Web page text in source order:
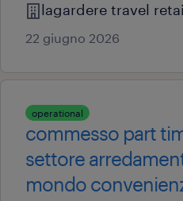
lagardere travel
22 giugno 2026
operational
commesso part
settore
mondo